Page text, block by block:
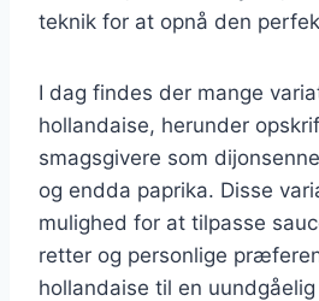
teknik for at opnå den
I dag findes der mange
hollandaise, herunder
smagsgivere som
og endda paprika. Disse
mulighed for at tilpasse
retter og personlige
hollandaise til en